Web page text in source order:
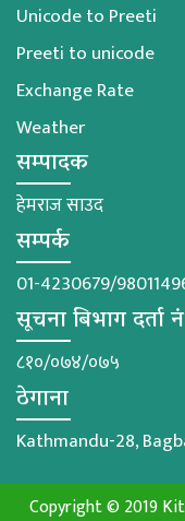
Unicode to Preeti
Preeti to unicode
Exchange Rate
Weather
सम्पादक
हेमराज साउद
सम्पर्क
01-4230679/
सूचना बिभाग दर्ता
८१०/०७४/०७५
ठेगाना
Kathmandu-28,
Copyright © 2019